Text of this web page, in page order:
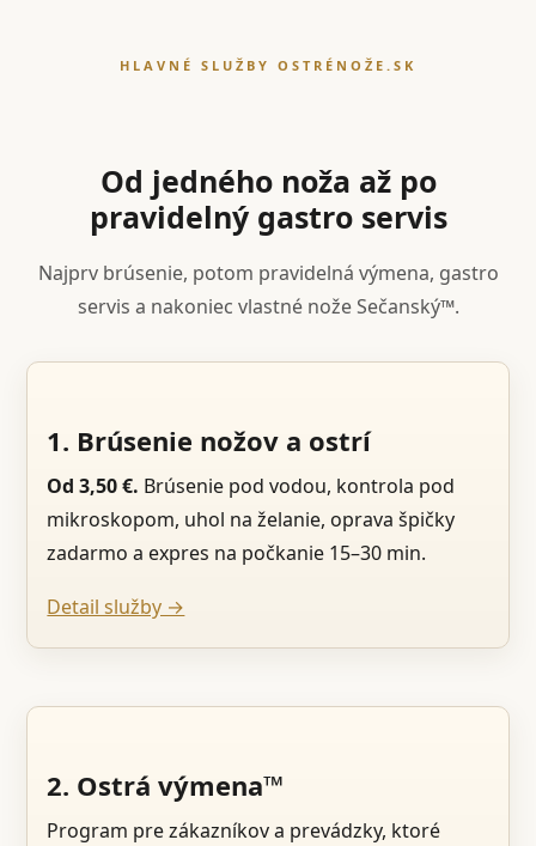
HLAVNÉ SLUŽBY OSTRÉNOŽE.SK
Od jedného noža až po
pravidelný gastro servis
Najprv brúsenie, potom pravidelná výmena, gastro
servis a nakoniec vlastné nože Sečanský™.
1. Brúsenie nožov a ostrí
Od 3,50 €. Brúsenie pod vodou, kontrola pod
mikroskopom, uhol na želanie, oprava špičky
zadarmo a expres na počkanie 15–30 min.
Detail služby →
2. Ostrá výmena™
Program pre zákazníkov a prevádzky, ktoré